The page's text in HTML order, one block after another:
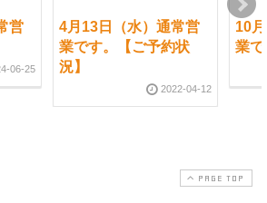
営
06-25
4月13日（水）通常営
業です。【ご予約状
況】
2022-04-12
10
業
PAGE TOP